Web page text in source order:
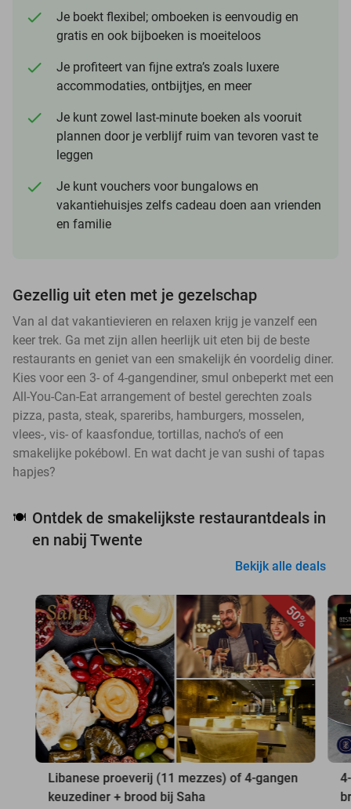
Je boekt flexibel; omboeken is eenvoudig en
gratis en ook bijboeken is moeiteloos
Je profiteert van fijne extra’s zoals luxere
accommodaties, ontbijtjes, en meer
Je kunt zowel last-minute boeken als vooruit
plannen door je verblijf ruim van tevoren vast te
leggen
Je kunt vouchers voor bungalows en
vakantiehuisjes zelfs cadeau doen aan vrienden
en familie
Gezellig uit eten met je gezelschap
Van al dat vakantievieren en relaxen krijg je vanzelf een
keer trek. Ga met zijn allen heerlijk uit eten bij de beste
restaurants en geniet van een smakelijk én voordelig diner.
Kies voor een 3- of 4-gangendiner, smul onbeperkt met een
All-You-Can-Eat arrangement of bestel gerechten zoals
pizza, pasta, steak, spareribs, hamburgers, mosselen,
vlees-, vis- of kaasfondue, tortillas, nacho’s of een
smakelijke pokébowl. En wat dacht je van sushi of tapas
hapjes?
🍽️ Ontdek de smakelijkste restaurantdeals in
en nabij Twente
Bekijk alle deals
50%
Libanese proeverij (11 mezzes) of 4-gangen
keuzediner + brood bij Saha